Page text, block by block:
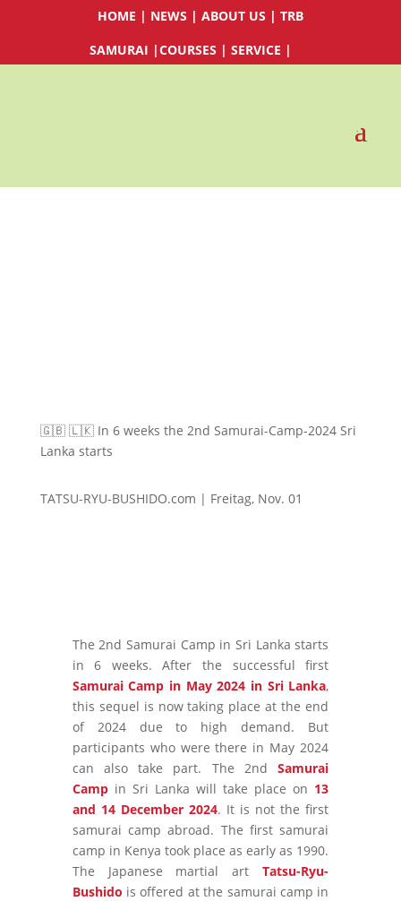
HOME | NEWS | ABOUT US | TRB
SAMURAI |COURSES | SERVICE |
🇬🇧 🇱🇰 In 6 weeks the 2nd Samurai-Camp-2024 Sri
Lanka starts
TATSU-RYU-BUSHIDO.com | Freitag, Nov. 01
The 2nd Samurai Camp in Sri Lanka starts
in 6 weeks. After the successful first
Samurai Camp in May 2024 in Sri Lanka,
this sequel is now taking place at the end
of 2024 due to high demand. But
participants who were there in May 2024
can also take part. The 2ndSamurai
Campin Sri Lanka will take place on 13
and 14 December 2024. It is not the first
samurai camp abroad. The first samurai
camp in Kenya took place as early as 1990.
The Japanese martial artTatsu-Ryu-
Bushido is offered at the samurai camp in